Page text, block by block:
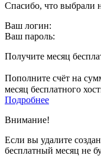
Спасибо, что выбрали
Ваш логин:
Ваш пароль:
Получите месяц
Пополните счёт на
месяц бесплатного
Подробнее
Внимание!
Если вы удалите
бесплатный месяц не